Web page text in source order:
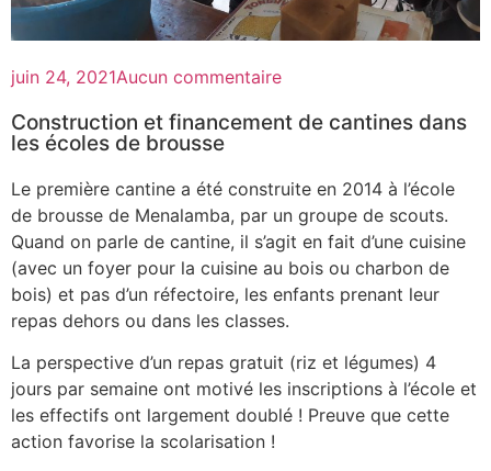
juin 24, 2021Aucun commentaire
Construction et financement de cantines dans
les écoles de brousse
Le première cantine a été construite en 2014 à l’école
de brousse de Menalamba, par un groupe de scouts.
Quand on parle de cantine, il s’agit en fait d’une cuisine
(avec un foyer pour la cuisine au bois ou charbon de
bois) et pas d’un réfectoire, les enfants prenant leur
repas dehors ou dans les classes.
La perspective d’un repas gratuit (riz et légumes) 4
jours par semaine ont motivé les inscriptions à l’école et
les effectifs ont largement doublé ! Preuve que cette
action favorise la scolarisation !